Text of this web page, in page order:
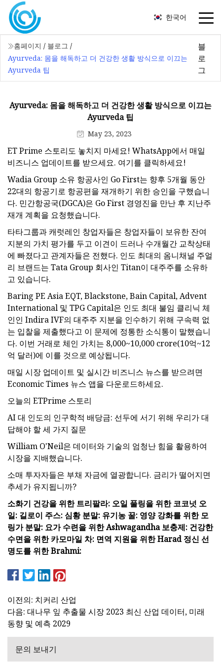
한국어
홈페이지 / 블로그 /
Ayurveda: 몸을 해독하고 더 건강한 생활 방식으로 이끄는
Ayurveda 팁
블
로
그
Ayurveda: 몸을 해독하고 더 건강한 생활 방식으로 이끄는
Ayurveda 팁
May 23, 2023
ET Prime 스토리도 놓치지 마세요! WhatsApp에서 매일
비즈니스 업데이트를 받으세요. 여기를 클릭하세요!
Wadia Group 소유 항공사인 Go First는 향후 5개월 동안
22대의 항공기로 항공편을 재개하기 위한 승인을 구했습니
다. 민간항공국(DGCA)은 Go First 경영진을 만난 후 지난주
재개 계획을 요청했습니다.
타타그룹과 캐럿레인 창업자들은 창업자들이 보유한 잔여
지분의 가치 평가를 두고 이견이 드러나 수개월간 교착상태
에 빠졌다고 관계자들은 전했다. 인도 최대의 옴니채널 주얼
리 브랜드는 Tata Group 회사인 Titan이 대주주를 소유하
고 있습니다.
Baring PE Asia EQT, Blackstone, Bain Capital, Advent
International 및 TPG Capital은 인도 최대 불임 클리닉 체
인인 Indira IVF의 대주주 지분을 인수하기 위해 구속력 없
는 입찰을 제출했다고 이 문제에 정통한 소식통이 말했습니
다. 이번 거래로 체인 가치는 ₹8,000~10,000 crore(10억~12
억 달러)에 이를 것으로 예상됩니다.
매일 시장 업데이트 및 실시간 비즈니스 뉴스를 받으려면
Economic Times 뉴스 앱을 다운로드하세요.
오늘의 ETPrime 스토리
AI 대 인도의 인구학적 배당금: 선두에 서기 위해 우리가 대
답해야 할 세 가지 질문
William O'Neil은 데이터와 기술의 엄청난 힘을 활용하여
시장을 지배했습니다.
소매 투자자들은 부채 자금에 열광합니다. 금리가 떨어지면
추세가 유지됩니까?
소화기 건강을 위한 트리팔라: 오일 풀링을 위한 코코넛 오
일: 길로이 주스: 심황 분말: 유기농 꿀: 영양 강화를 위한 모
링가 분말: 요가 수련을 위한 Ashwagandha 보충제: 건강한
수면을 위한 카모마일 차: 면역 지원을 위한 Harad 정신 선
명도를 위한 Brahmi:
이전의: 치커리 산업
다음: 대나무 잎 추출물 시장 2023 최신 산업 데이터, 미래
동향 및 예측 2029
문의 보내기